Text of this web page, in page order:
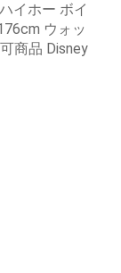
イホー ボイ
ウォッ
商品 Disney